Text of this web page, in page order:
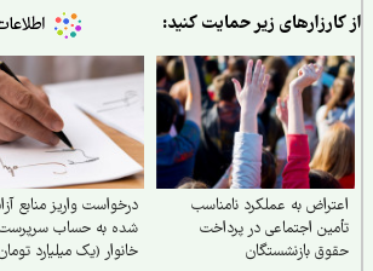
زیر حمایت کنید:
به عملکرد نامناسب
اجتماعی در پرداخت
بازنشستگان
درخواست واریز منابع آزادسازی
شده به حساب سرپرست‌های
خانوار (یک میلیارد تومان) برای